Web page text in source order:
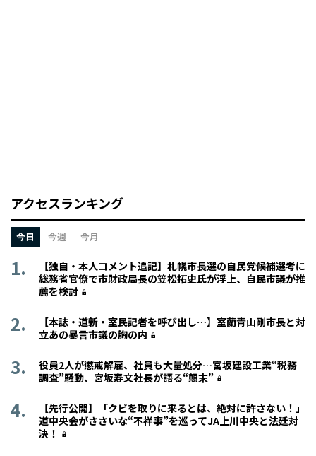
アクセスランキング
今日 今週 今月
【独自・本人コメント追記】札幌市長選の自民党候補選考に
総務省官僚で市財政局長の笠松拓史氏が浮上、自民市議が推
薦を検討
【本誌・道新・室民記者を呼び出し…】室蘭青山剛市長と対
立あの暴言市議の胸の内
役員2人が懲戒解雇、社員も大量処分…宮坂建設工業“税務
調査”騒動、宮坂寿文社長が語る“顛末”
【先行公開】「クビを取りに来るとは、絶対に許さない！」
道中央会がささいな“不祥事”を巡ってJA上川中央と法廷対
決！